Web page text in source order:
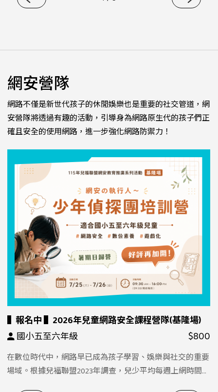
步自我認識。從覺察身體的反應、辨識內在的變化，到練習
網安營隊
網路不僅是新世代孩子的休閒娛樂也是重要的社交管道，網
安營隊將透過有趣的活動，引導身為網路原生代的孩子們正
確且安全的使用網路，進一步強化網路防禦力！
▌報名中 ▌2026年兒童網路安全課程營隊(基隆場)
國小五至六年級
$800
在數位時代中，網路早已成為孩子學習、娛樂與社交的重要
場域。根據兒福聯盟2023年調查，兒少平均每週上網時間高